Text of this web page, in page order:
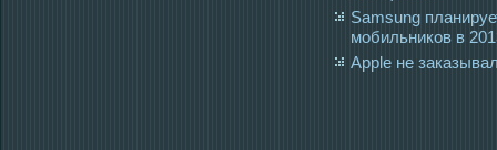
Samsung
мобильников в
Apple не